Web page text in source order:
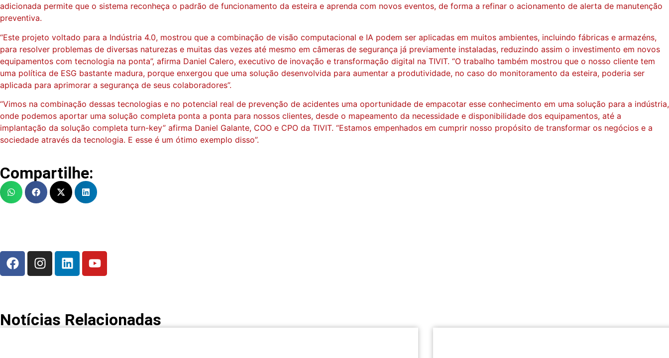
adicionada permite que o sistema reconheça o padrão de funcionamento da esteira e aprenda com novos eventos, de forma a refinar o acionamento de alerta de manutenção
preventiva.
“Este projeto voltado para a Indústria 4.0, mostrou que a combinação de visão computacional e IA podem ser aplicadas em muitos ambientes, incluindo fábricas e armazéns,
para resolver problemas de diversas naturezas e muitas das vezes até mesmo em câmeras de segurança já previamente instaladas, reduzindo assim o investimento em novos
equipamentos com tecnologia na ponta”, afirma Daniel Calero, executivo de inovação e transformação digital na TIVIT. “O trabalho também mostrou que o nosso cliente tem
uma política de ESG bastante madura, porque enxergou que uma solução desenvolvida para aumentar a produtividade, no caso do monitoramento da esteira, poderia ser
aplicada para aprimorar a segurança de seus colaboradores”.
“Vimos na combinação dessas tecnologias e no potencial real de prevenção de acidentes uma oportunidade de empacotar esse conhecimento em uma solução para a indústria,
onde podemos aportar uma solução completa ponta a ponta para nossos clientes, desde o mapeamento da necessidade e disponibilidade dos equipamentos, até a
implantação da solução completa turn-key” afirma Daniel Galante, COO e CPO da TIVIT. “Estamos empenhados em cumprir nosso propósito de transformar os negócios e a
sociedade através da tecnologia. E esse é um ótimo exemplo disso”.
Compartilhe:
Notícias Relacionadas